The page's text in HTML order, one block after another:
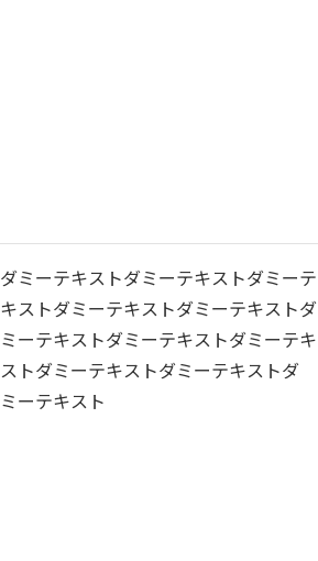
ミーテキストダミーテキストダミーテ
ストダミーテキストダミーテキストダ
ーテキストダミーテキストダミーテキ
トダミーテキストダミーテキストダ
ーテキスト